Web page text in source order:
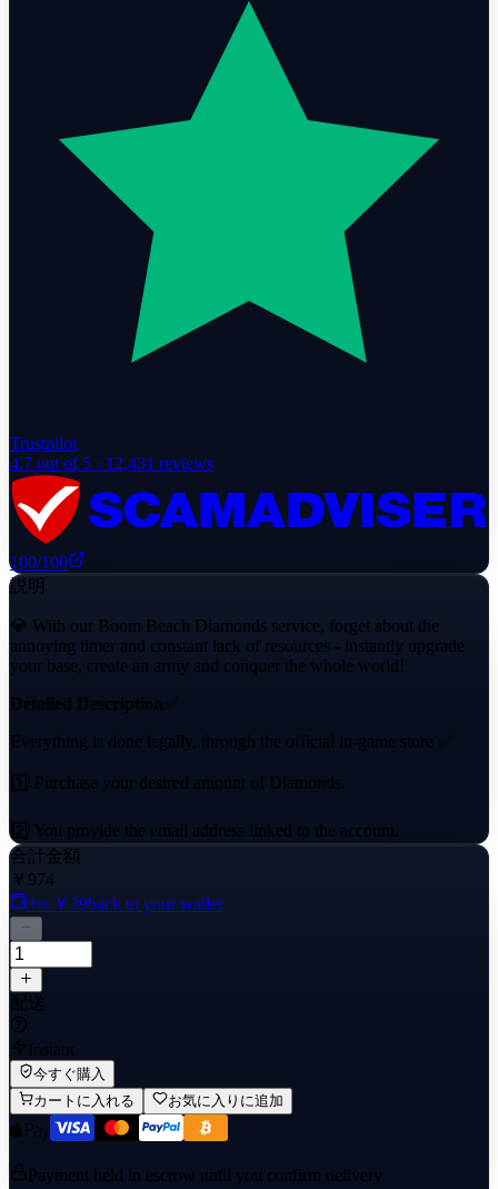
Trustpilot
4.7 out of 5 · 12,431 reviews
100/100
説明
💎 With our Boom Beach Diamonds service, forget about the
annoying timer and constant lack of resources - instantly upgrade
your base, create an army and conquer the whole world!
Detailed Description
Everything is done legally, through the official in-game store ✅
1️⃣ Purchase your desired amount of Diamonds.
2️⃣ You provide the email address linked to the account.
3️⃣ We purchase the gems and send you an activation code to your
email inbox.
4️⃣ You check the Diamonds on your account, and confirm the
order!.
合計金額
￥974
+≈ ￥39back to your wallet
配送
Instant
今すぐ購入
カートに入れる
お気に入りに追加
Payment held in escrow until you confirm delivery